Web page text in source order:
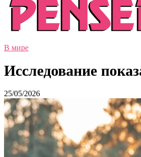
В мире
Исследование
25/05/2026